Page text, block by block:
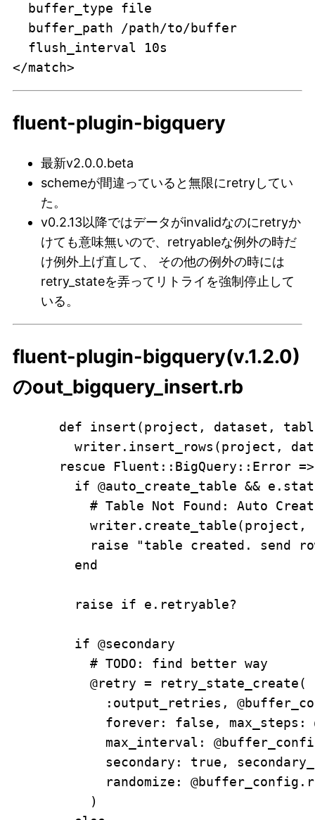
  buffer_type file
  buffer_path /path/to/buffer
  flush_interval 10s
fluent-plugin-bigquery
最新v2.0.0.beta
schemeが間違っていると無限にretryしてい
た。
v0.2.13以降ではデータがinvalidなのにretryか
けても意味無いので、retryableな例外の時だ
け例外上げ直して、 その他の例外の時には
retry_stateを弄ってリトライを強制停止して
いる。
fluent-plugin-bigquery(v.1.2.0)
のout_bigquery_insert.rb
def insert(project, dataset,
writer.insert_rows(project,
rescue Fluent::BigQuery::Error
if @auto_create_table &&
# Table Not Found: Auto
writer.create_table(project,
raise "table created. send
        end
        raise if e.retryable?
        if @secondary
          # TODO: find better way
          @retry = retry_state_create(
:output_retries,
forever: false,
max_interval:
secondary: true,
randomize:
          )